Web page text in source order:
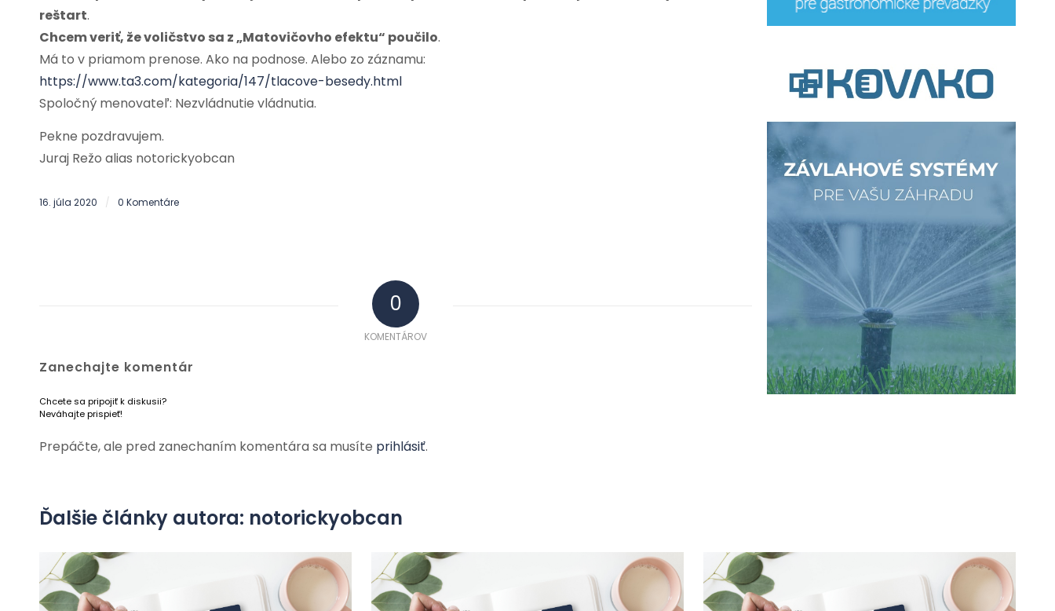
reštart.
Chcem veriť, že voličstvo sa z „Matovičovho efektu“ poučilo.
Má to v priamom prenose. Ako na podnose. Alebo zo záznamu:
https://www.ta3.com/kategoria/147/tlacove-besedy.html
Spoločný menovateľ: Nezvládnutie vládnutia.
Pekne pozdravujem.
Juraj Režo alias notorickyobcan
16. júla 2020 / 0 Komentáre
0
KOMENTÁROV
Zanechajte komentár
Chcete sa pripojiť k diskusii?
Neváhajte prispieť!
Prepáčte, ale pred zanechaním komentára sa musíte prihlásiť.
Ďalšie články autora: notorickyobcan